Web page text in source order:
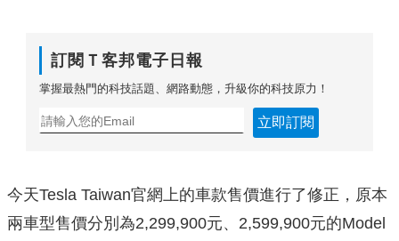
訂閱Ｔ客邦電子日報
掌握最熱門的科技話題、網路動態，升級你的科技原力！
立即訂閱
今天Tesla Taiwan官網上的車款售價進行了修正，原本
兩車型售價分別為2,299,900元、2,599,900元的Model